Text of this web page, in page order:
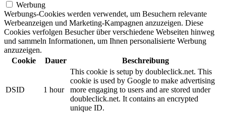
Werbung
Werbungs-Cookies werden verwendet, um Besuchern relevante
Werbeanzeigen und Marketing-Kampagnen anzuzeigen. Diese
Cookies verfolgen Besucher über verschiedene Webseiten hinweg
und sammeln Informationen, um Ihnen personalisierte Werbung
anzuzeigen.
Cookie
Dauer Beschreibung
DSID 1 hour
This cookie is setup by doubleclick.net. This
cookie is used by Google to make advertising
more engaging to users and are stored under
doubleclick.net. It contains an encrypted
unique ID.